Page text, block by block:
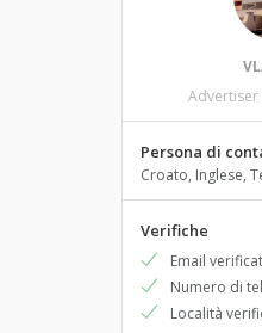
Advertiser
Persona di
Croato, Inglese,
Verifiche
Email
Numero di
Località